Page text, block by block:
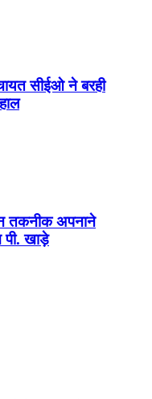
सीईओ ने बरही
तकनीक अपनाने
खाड़े